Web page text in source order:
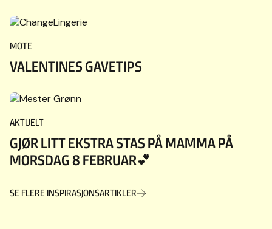
MOTE
VALENTINES GAVETIPS
AKTUELT
GJØR LITT EKSTRA STAS PÅ MAMMA PÅ
MORSDAG 8 FEBRUAR💕
SE FLERE INSPIRASJONSARTIKLER